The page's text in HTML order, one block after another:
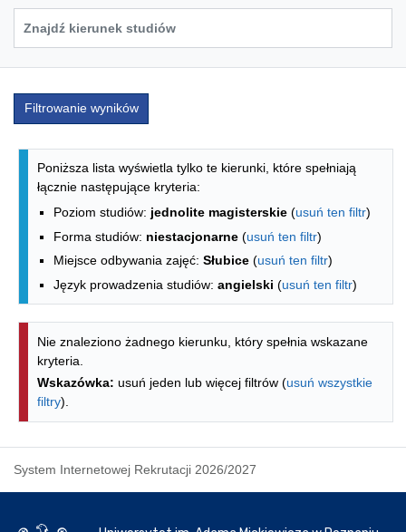
Filtrowanie wyników
Lista kierunków - spis według
Poniższa lista wyświetla tylko te kierunki, które spełniają
łącznie następujące kryteria:
Poziom studiów: jednolite magisterskie (usuń ten filtr)
Forma studiów: niestacjonarne (usuń ten filtr)
Miejsce odbywania zajęć: Słubice (usuń ten filtr)
Język prowadzenia studiów: angielski (usuń ten filtr)
Nie znaleziono żadnego kierunku, który spełnia wskazane
kryteria.
Wskazówka: usuń jeden lub więcej filtrów (usuń wszystkie
filtry).
System Internetowej Rekrutacji 2026/2027